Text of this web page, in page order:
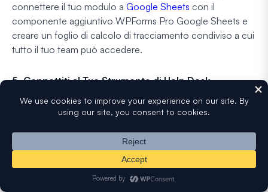
connettere il tuo modulo a Google Sheets con il
componente aggiuntivo WPForms Pro Google Sheets e
creare un foglio di calcolo di tracciamento condiviso a cui
tutto il tuo team può accedere.
5. Connettiti al Tuo Strumento di Help Desk
Se stai già utilizzando una piattaforma di help desk come
Zendesk o Freshdesk, puoi connettere direttamente il tuo
modulo di ticket di supporto WPForms.
Il componente aggiuntivo WPForms Pro Zapier si
connette a oltre 10.000 app, quindi puoi creare